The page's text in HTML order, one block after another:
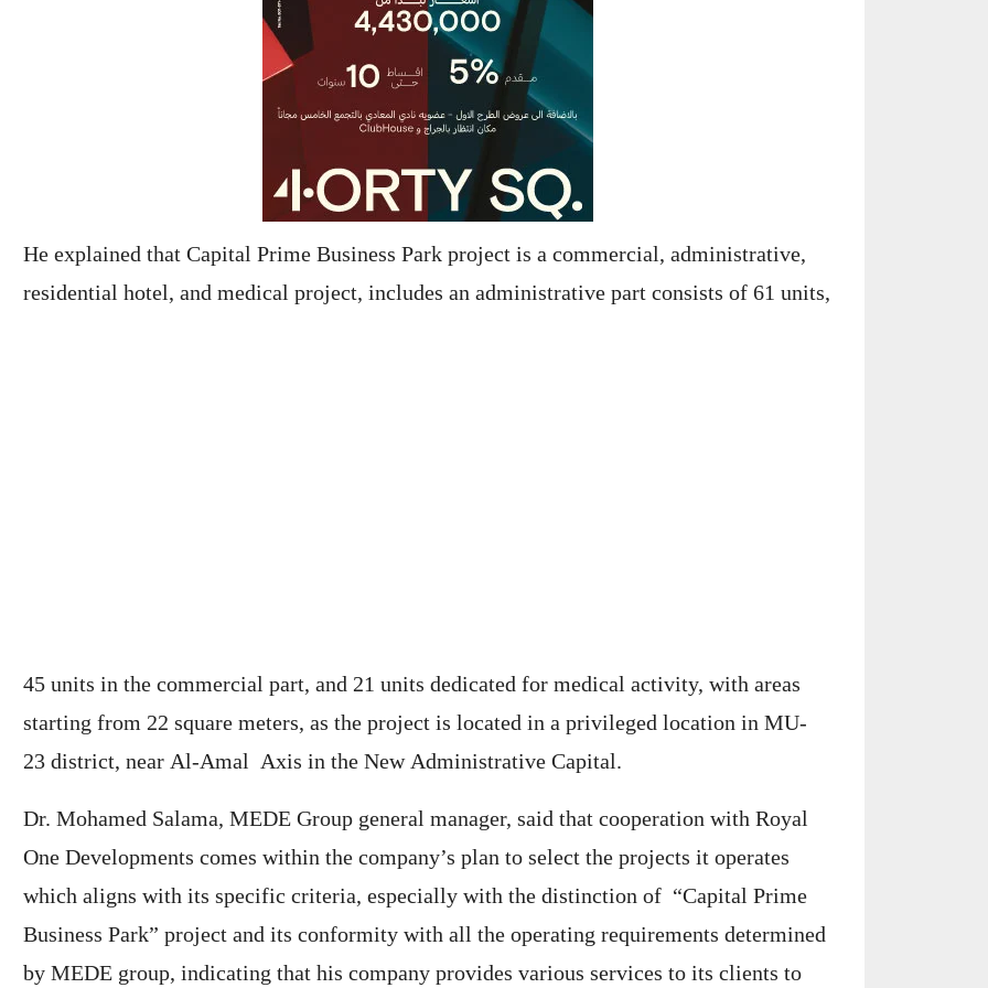
He explained that Capital Prime Business Park project is a commercial, administrative,
residential hotel, and medical project, includes an administrative part consists of 61 units,
45 units in the commercial part, and 21 units dedicated for medical activity, with areas
starting from 22 square meters, as the project is located in a privileged location in MU-
23 district, near Al-Amal Axis in the New Administrative Capital.
Dr. Mohamed Salama, MEDE Group general manager, said that cooperation with Royal
One Developments comes within the company’s plan to select the projects it operates
which aligns with its specific criteria, especially with the distinction of “Capital Prime
Business Park” project and its conformity with all the operating requirements determined
by MEDE group, indicating that his company provides various services to its clients to